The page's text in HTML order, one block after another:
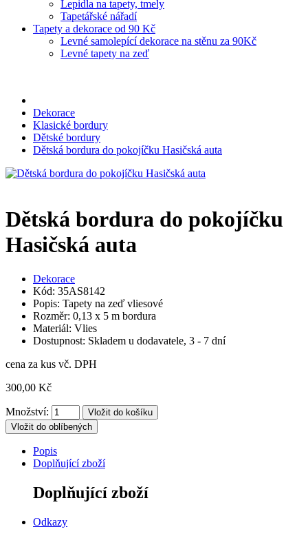
Lepidla na tapety, tmely
Tapetářské nářadí
Tapety a dekorace od 90 Kč
Levné samolepící dekorace na stěnu za 90Kč
Levné tapety na zeď
Dekorace
Klasické bordury
Dětské bordury
Dětská bordura do pokojíčku Hasičská auta
Dětská bordura do pokojíčku
Hasičská auta
Dekorace
Kód: 35AS8142
Popis: Tapety na zeď vliesové
Rozměr: 0,13 x 5 m bordura
Materiál: Vlies
Dostupnost: Skladem u dodavatele, 3 - 7 dní
cena za kus vč. DPH
300,00 Kč
Množství:
Vložit do oblíbených
Popis
Doplňující zboží
Doplňující zboží
Odkazy